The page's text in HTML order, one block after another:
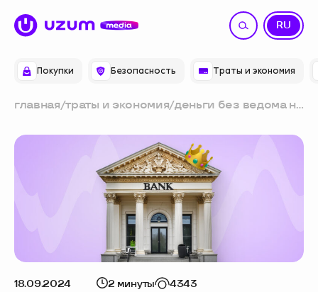
Покупки Безопасность Траты и экономия
RU
UZ
главная/траты и экономия/деньги без ведома не
изучаем директиву
центрального банка
18.09.2024 2 минуты 4343